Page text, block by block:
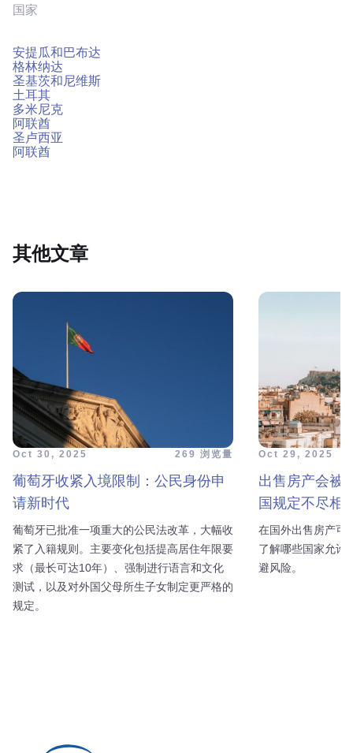
国家
安提瓜和巴布达
格林纳达
圣基茨和尼维斯
土耳其
多米尼克
阿联酋
圣卢西亚
阿联酋
其他文章
Oct 30, 2025 269 浏览量
葡萄牙收紧入境限制：公民身份申
请新时代
葡萄牙已批准一项重大的公民法改革，大幅收
紧了入籍规则。主要变化包括提高居住年限要
求（最长可达10年）、强制进行语言和文化
测试，以及对外国父母所生子女制定更严格的
规定。
Oct 29, 2025
出售房产会被
国规定不尽相
在国外出售房产可
了解哪些国家允许
避风险。